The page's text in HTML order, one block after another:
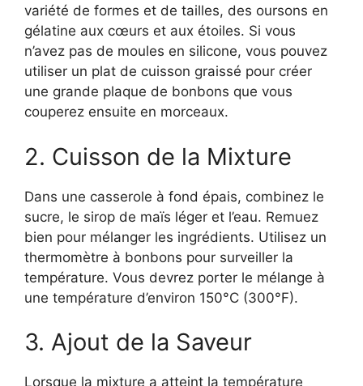
variété de formes et de tailles, des oursons en
gélatine aux cœurs et aux étoiles. Si vous
n’avez pas de moules en silicone, vous pouvez
utiliser un plat de cuisson graissé pour créer
une grande plaque de bonbons que vous
couperez ensuite en morceaux.
2. Cuisson de la Mixture
Dans une casserole à fond épais, combinez le
sucre, le sirop de maïs léger et l’eau. Remuez
bien pour mélanger les ingrédients. Utilisez un
thermomètre à bonbons pour surveiller la
température. Vous devrez porter le mélange à
une température d’environ 150°C (300°F).
3. Ajout de la Saveur
Lorsque la mixture a atteint la température